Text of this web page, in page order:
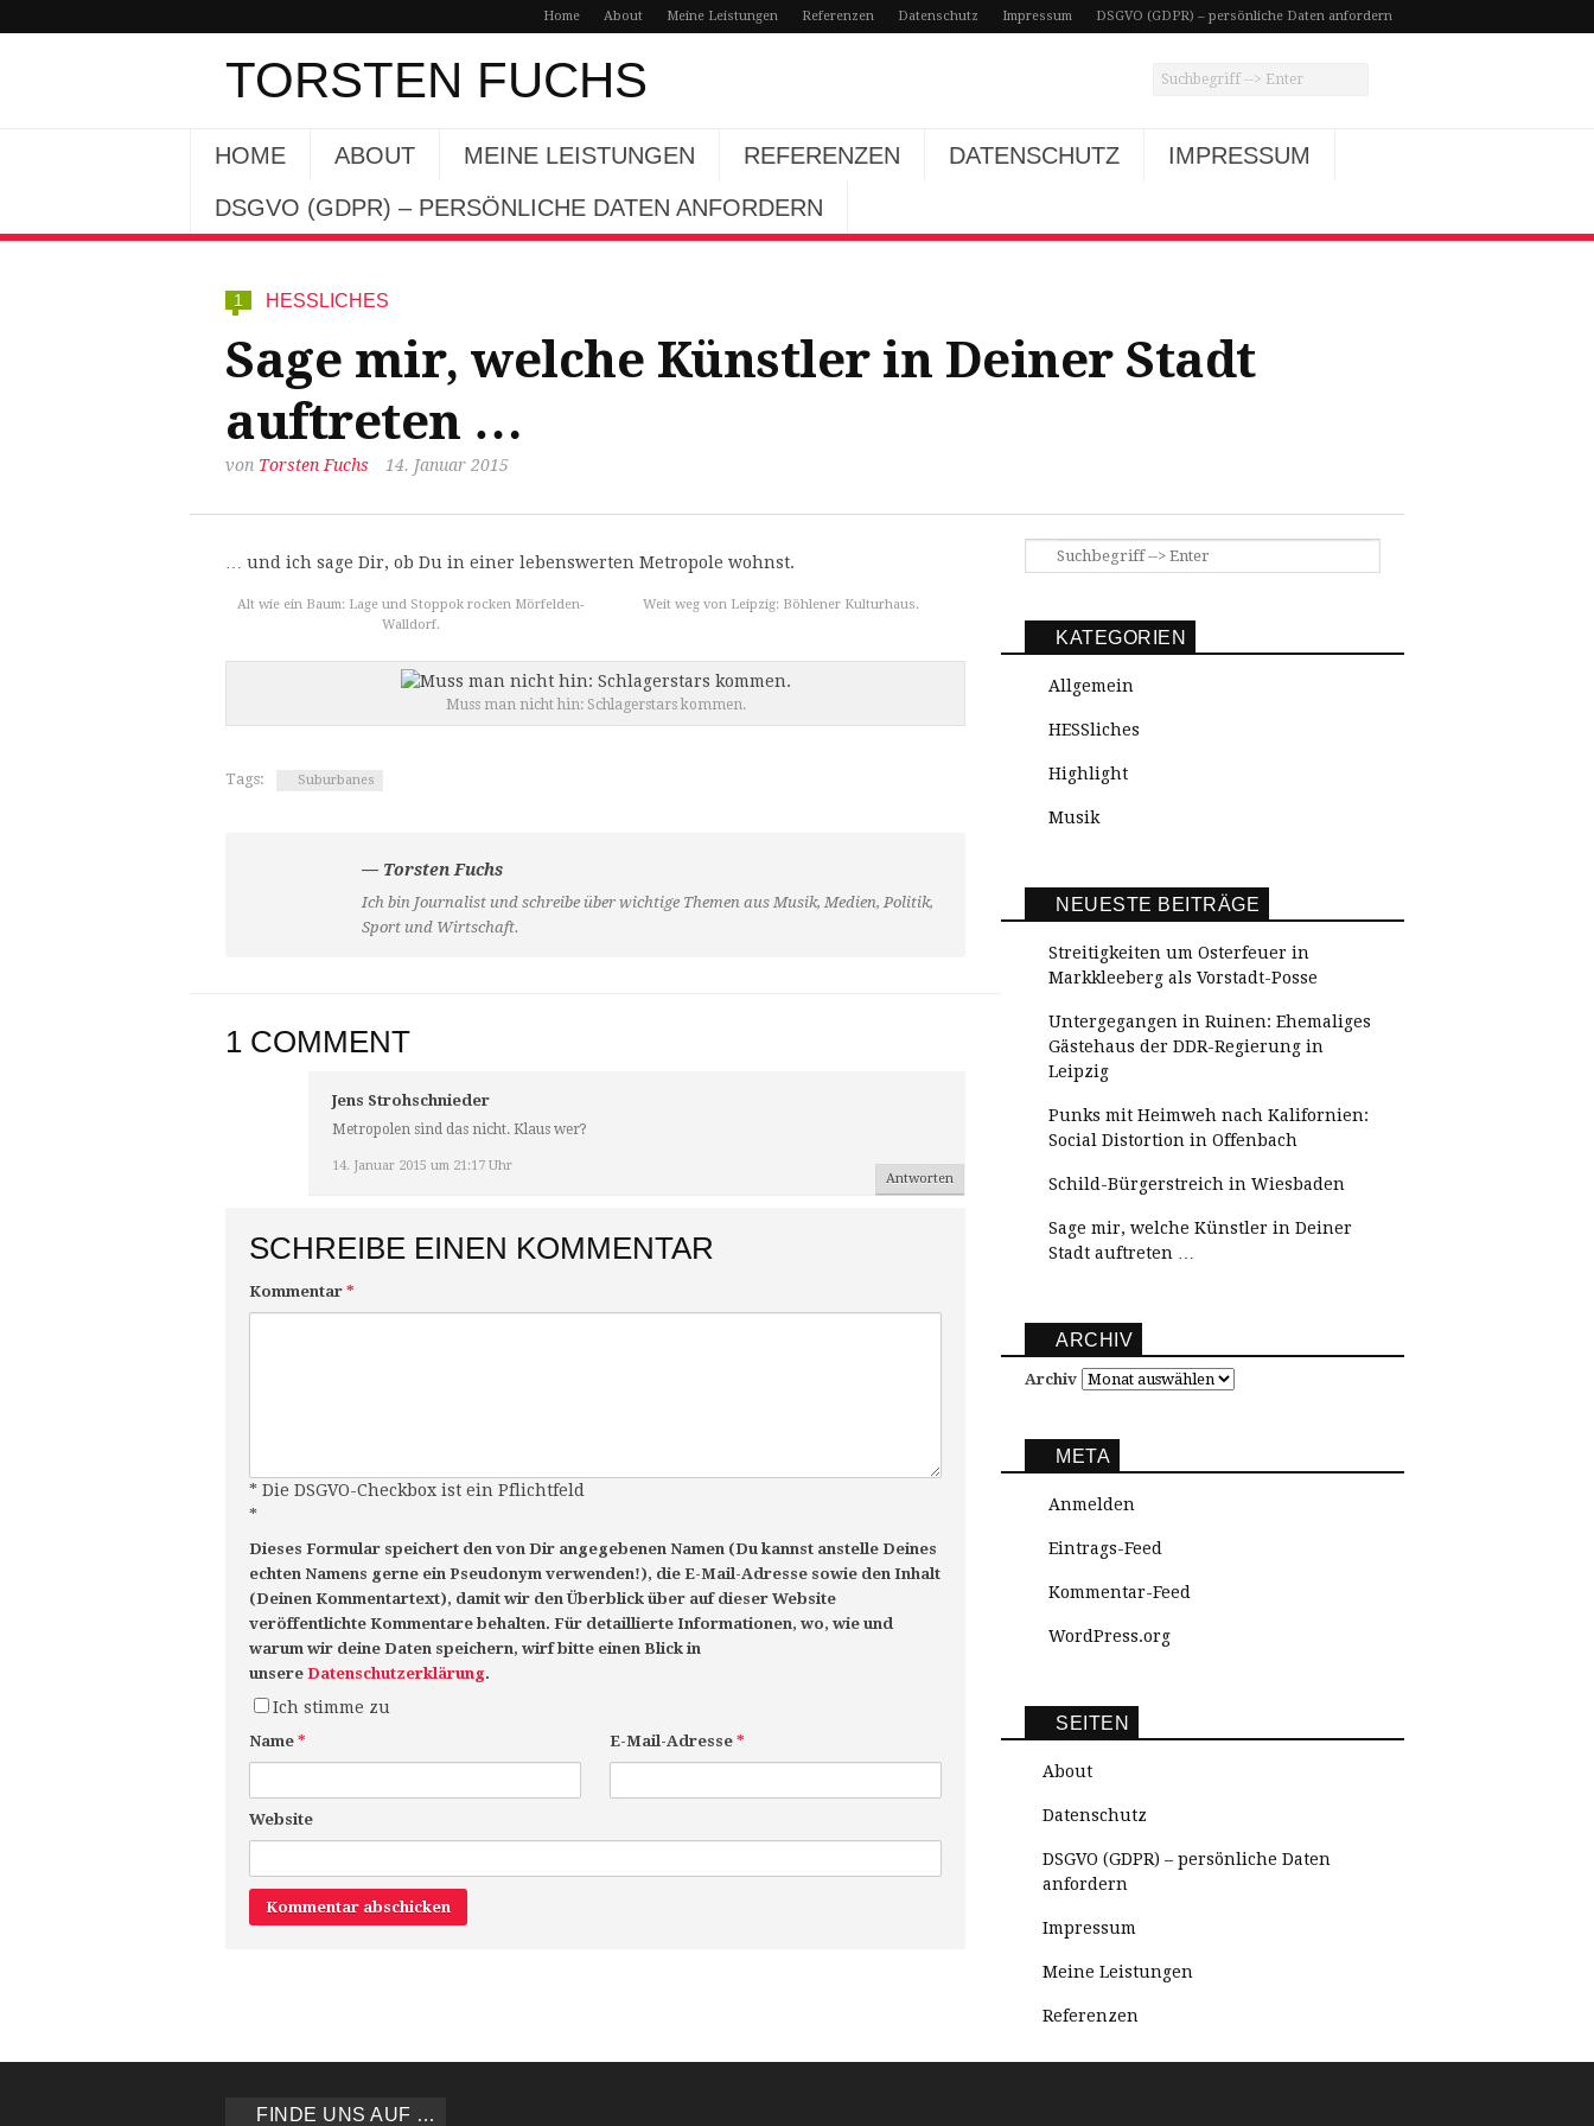
Home About Meine Leistungen Referenzen Datenschutz Impressum DSGVO (GDPR) – persönliche Daten anfordern
TORSTEN FUCHS
HOME ABOUT MEINE LEISTUNGEN REFERENZEN DATENSCHUTZ
IMPRESSUM
DSGVO (GDPR) – PERSÖNLICHE DATEN ANFORDERN
1 HESSLICHES
Sage mir, welche Künstler in Deiner Stadt
auftreten …
von Torsten Fuchs 14. Januar 2015
… und ich sage Dir, ob Du in einer lebenswerten Metropole wohnst.
Alt wie ein Baum: Lage und Stoppok rocken Mörfelden-
Walldorf.
Weit weg von Leipzig: Böhlener Kulturhaus.
Muss man nicht hin: Schlagerstars kommen.
Tags: Suburbanes
— Torsten Fuchs
Ich bin Journalist und schreibe über wichtige Themen aus Musik, Medien, Politik,
Sport und Wirtschaft.
1 COMMENT
Jens Strohschnieder
14. Januar 2015 um 21:17 Uhr
Metropolen sind das nicht. Klaus wer?
Antworten
SCHREIBE EINEN KOMMENTAR
Kommentar *
* Die DSGVO-Checkbox ist ein Pflichtfeld
*
Dieses Formular speichert den von Dir angegebenen Namen (Du kannst anstelle Deines
echten Namens gerne ein Pseudonym verwenden!), die E-Mail-Adresse sowie den Inhalt
(Deinen Kommentartext), damit wir den Überblick über auf dieser Website
veröffentlichte Kommentare behalten. Für detaillierte Informationen, wo, wie und
warum wir deine Daten speichern, wirf bitte einen Blick in
unsere Datenschutzerklärung.
Ich stimme zu
Name * E-Mail-Adresse *
Website
KATEGORIEN
Allgemein
HESSliches
Highlight
Musik
NEUESTE BEITRÄGE
Streitigkeiten um Osterfeuer in
Markkleeberg als Vorstadt-Posse
Untergegangen in Ruinen: Ehemaliges
Gästehaus der DDR-Regierung in
Leipzig
Punks mit Heimweh nach Kalifornien:
Social Distortion in Offenbach
Schild-Bürgerstreich in Wiesbaden
Sage mir, welche Künstler in Deiner
Stadt auftreten …
ARCHIV
Archiv
META
Anmelden
Eintrags-Feed
Kommentar-Feed
WordPress.org
SEITEN
About
Datenschutz
DSGVO (GDPR) – persönliche Daten
anfordern
Impressum
Meine Leistungen
Referenzen
FINDE UNS AUF …